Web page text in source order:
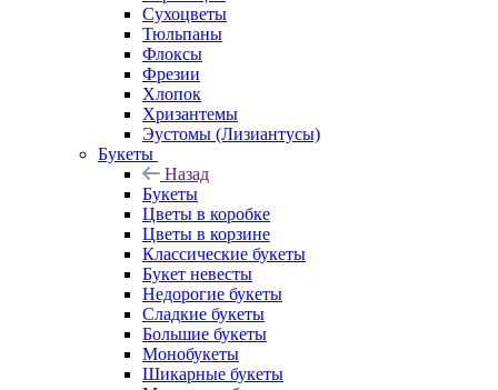
Сухоцветы
Тюльпаны
Флоксы
Фрезии
Хлопок
Хризантемы
Эустомы (Лизиантусы)
Букеты
Назад
Букеты
Цветы в коробке
Цветы в корзине
Классические букеты
Букет невесты
Недорогие букеты
Сладкие букеты
Большие букеты
Монобукеты
Шикарные букеты